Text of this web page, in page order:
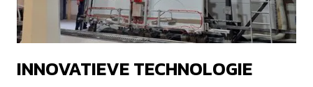
INNOVATIEVE TECHNOLOGIE